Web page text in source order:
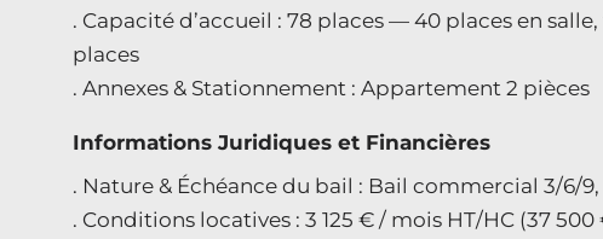
. Capacité d’accueil : 78 places — 40 places en
places
. Annexes & Stationnement : Appartement 2 pièces
Informations Juridiques et Financières
. Nature & Échéance du bail : Bail commercial 3/6/
. Conditions locatives : 3 125 € / mois HT/HC (37 500